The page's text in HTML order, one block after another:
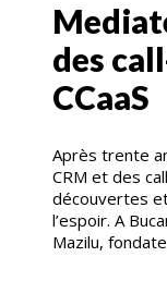
des
CCaaS
Après trente
CRM et des
découvertes
l’espoir. A
Mazilu,